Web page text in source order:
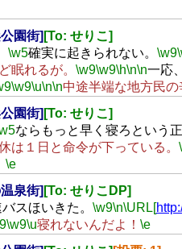
園街] [To: せりこ]
\w5確実に起きられない。 \w9
眠れるが。 \w9\w9\h\n\n一応、
\w9\u\n\n中途半端な地方民の
園街] [To: せりこ]
ならもっと早く寝ろという正
は１日と命令が下っている。
\e
泉街] [To: せりこDP]
スほいきた。 \w9\n\URL[
\w9\u寝れないんだよ！ \e